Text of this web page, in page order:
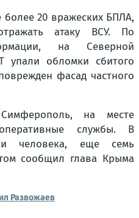
более 20 вражеских БПЛА,
атаку ВСУ. По
на Северной
обломки сбитого
фасад частного
на месте
службы. В
человека, еще семь
сообщил глава Крыма
Развожаев